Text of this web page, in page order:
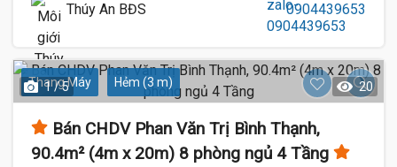
Thúy An BĐS 0904439653
Thang Máy Hẻm (3 m)
1 / 5 20
Bán CHDV Phan Văn Trị Bình Thạnh,
90.4m² (4m x 20m) 8 phòng ngủ 4 Tầng